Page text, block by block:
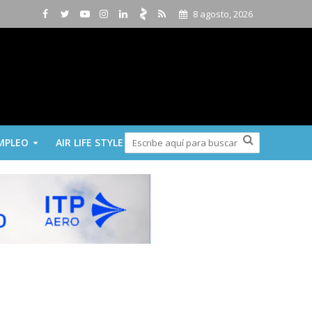
8 agosto, 2026
AIR LIFE STYLE